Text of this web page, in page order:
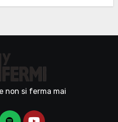
non si ferma mai